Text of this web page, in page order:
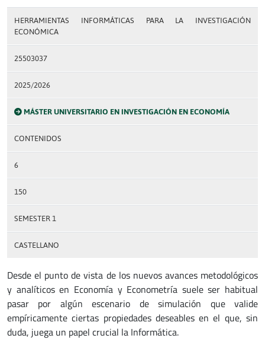
HERRAMIENTAS INFORMÁTICAS PARA LA INVESTIGACIÓN
ECONÓMICA
25503037
2025/2026
MÁSTER UNIVERSITARIO EN INVESTIGACIÓN EN ECONOMÍA
CONTENIDOS
6
150
SEMESTER 1
CASTELLANO
Desde el punto de vista de los nuevos avances metodológicos
y analíticos en Economía y Econometría suele ser habitual
pasar por algún escenario de simulación que valide
empíricamente ciertas propiedades deseables en el que, sin
duda, juega un papel crucial la Informática.